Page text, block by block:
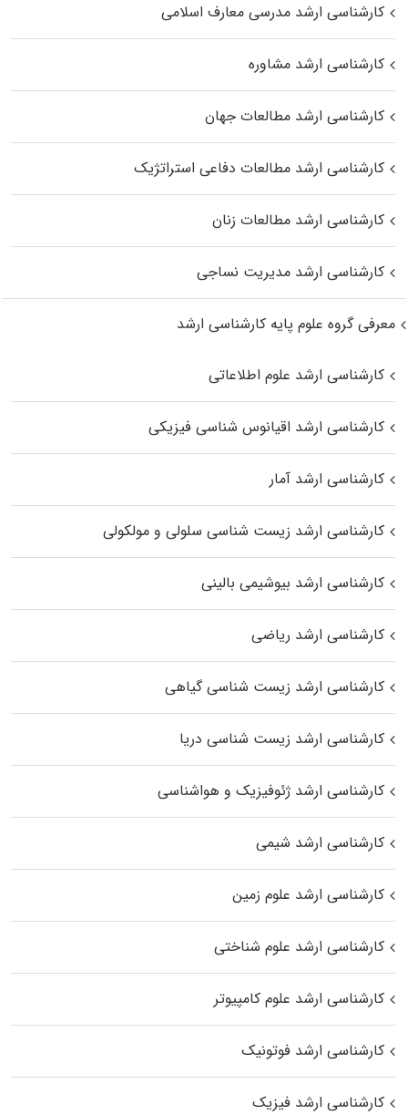
کارشناسی ارشد مدرسی معارف اسلامی
کارشناسی ارشد مشاوره
کارشناسی ارشد مطالعات جهان
کارشناسی ارشد مطالعات دفاعی استراتژیک
کارشناسی ارشد مطالعات زنان
کارشناسی ارشد مدیریت نساجی
معرفی گروه علوم پایه کارشناسی ارشد
کارشناسی ارشد علوم اطلاعاتی
کارشناسی ارشد اقیانوس‌ شناسی فیزیکی
کارشناسی ارشد آمار
کارشناسی ارشد زیست شناسی سلولی و مولکولی
کارشناسی ارشد بیوشیمی بالینی
کارشناسی ارشد ریاضی
کارشناسی ارشد زیست‌ شناسی گیاهی
کارشناسی ارشد زیست‌ شناسی دریا
کارشناسی ارشد ژئوفیزیک و هواشناسی
کارشناسی ارشد شیمی
کارشناسی ارشد علوم زمین
کارشناسی ارشد علوم شناختی
کارشناسی ارشد علوم کامپیوتر
کارشناسی ارشد فوتونیک
کارشناسی ارشد فیزیک